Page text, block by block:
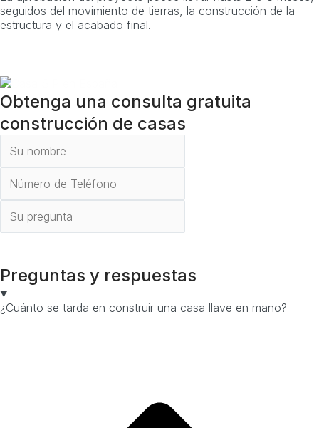
seguidos del movimiento de tierras, la construcción de la
estructura y el acabado final.
Obtenga una consulta gratuita
construcción de casas
Preguntas y respuestas
¿Cuánto se tarda en construir una casa llave en mano?